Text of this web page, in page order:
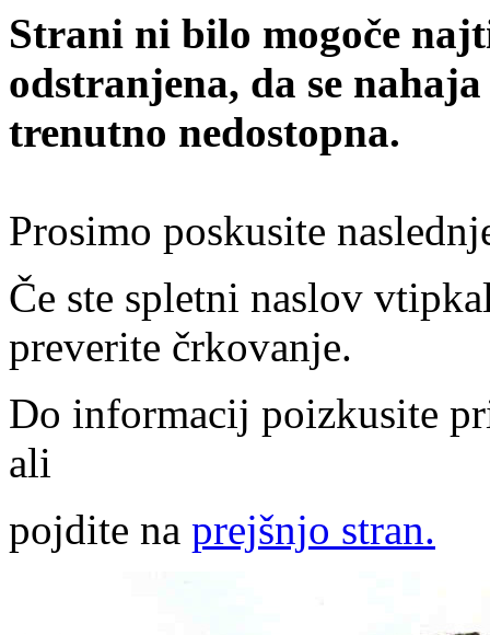
Strani ni bilo mogoče
odstranjena, da se
trenutno nedostopna.
Prosimo poskusite
Če ste spletni naslov
preverite črkovanje.
Do informacij poizkusite
ali
pojdite na prejšnjo stran.